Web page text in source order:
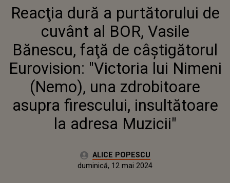
PURTĂTORULUI DE CUVÂNT AL
BOR, VASILE BĂNESCU, FAŢĂ DE
CÂŞTIGĂTORUL EUROVISION:
"VICTORIA LUI NIMENI (NEMO),
UNA ZDROBITOARE ASUPRA
FIRESCULUI, INSULTĂTOARE LA
ADRESA MUZICII"
Reacţia dură a purtătorului de
cuvânt al BOR, Vasile
Bănescu, faţă de câştigătorul
Eurovision: "Victoria lui Nimeni
(Nemo), una zdrobitoare
asupra firescului, insultătoare
la adresa Muzicii"
Autor:ALICE POPESCU
duminică, 12 mai 2024Actualizat:
duminică, 12 mai 2024